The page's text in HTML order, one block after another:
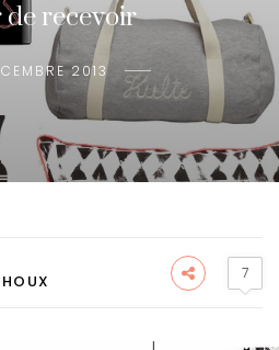
de recevoir
2013
7